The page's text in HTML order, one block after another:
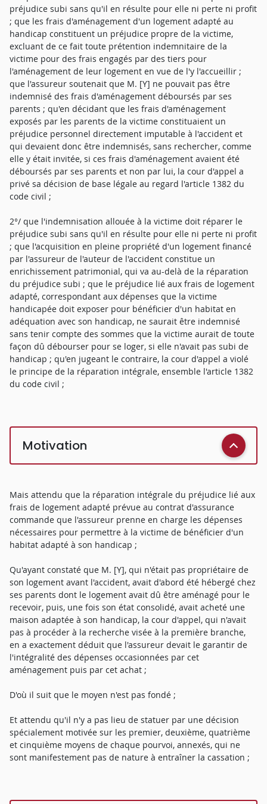
préjudice subi sans qu'il en résulte pour elle ni perte ni profit
; que les frais d'aménagement d'un logement adapté au
handicap constituent un préjudice propre de la victime,
excluant de ce fait toute prétention indemnitaire de la
victime pour des frais engagés par des tiers pour
l'aménagement de leur logement en vue de l'y l'accueillir ;
que l'assureur soutenait que M. [Y] ne pouvait pas être
indemnisé des frais d'aménagement déboursés par ses
parents ; qu'en décidant que les frais d'aménagement
exposés par les parents de la victime constituaient un
préjudice personnel directement imputable à l'accident et
qui devaient donc être indemnisés, sans rechercher, comme
elle y était invitée, si ces frais d'aménagement avaient été
déboursés par ses parents et non par lui, la cour d'appel a
privé sa décision de base légale au regard l'article 1382 du
code civil ;
2°/ que l'indemnisation allouée à la victime doit réparer le
préjudice subi sans qu'il en résulte pour elle ni perte ni profit
; que l'acquisition en pleine propriété d'un logement financé
par l'assureur de l'auteur de l'accident constitue un
enrichissement patrimonial, qui va au-delà de la réparation
du préjudice subi ; que le préjudice lié aux frais de logement
adapté, correspondant aux dépenses que la victime
handicapée doit exposer pour bénéficier d'un habitat en
adéquation avec son handicap, ne saurait être indemnisé
sans tenir compte des sommes que la victime aurait de toute
façon dû débourser pour se loger, si elle n'avait pas subi de
handicap ; qu'en jugeant le contraire, la cour d'appel a violé
le principe de la réparation intégrale, ensemble l'article 1382
du code civil ;
Motivation
Mais attendu que la réparation intégrale du préjudice lié aux
frais de logement adapté prévue au contrat d'assurance
commande que l'assureur prenne en charge les dépenses
nécessaires pour permettre à la victime de bénéficier d'un
habitat adapté à son handicap ;
Qu'ayant constaté que M. [Y], qui n'était pas propriétaire de
son logement avant l'accident, avait d'abord été hébergé chez
ses parents dont le logement avait dû être aménagé pour le
recevoir, puis, une fois son état consolidé, avait acheté une
maison adaptée à son handicap, la cour d'appel, qui n'avait
pas à procéder à la recherche visée à la première branche,
en a exactement déduit que l'assureur devait le garantir de
l'intégralité des dépenses occasionnées par cet
aménagement puis par cet achat ;
D'où il suit que le moyen n'est pas fondé ;
Et attendu qu'il n'y a pas lieu de statuer par une décision
spécialement motivée sur les premier, deuxième, quatrième
et cinquième moyens de chaque pourvoi, annexés, qui ne
sont manifestement pas de nature à entraîner la cassation ;